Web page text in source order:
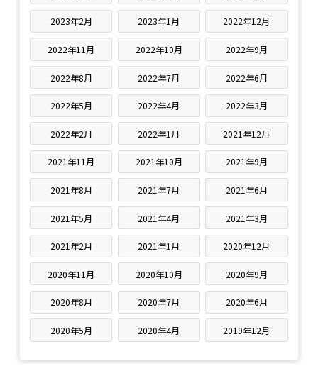
2023年2月 2023年1月 2022年12月
2022年11月 2022年10月 2022年9月
2022年8月 2022年7月 2022年6月
2022年5月 2022年4月 2022年3月
2022年2月 2022年1月 2021年12月
2021年11月 2021年10月 2021年9月
2021年8月 2021年7月 2021年6月
2021年5月 2021年4月 2021年3月
2021年2月 2021年1月 2020年12月
2020年11月 2020年10月 2020年9月
2020年8月 2020年7月 2020年6月
2020年5月 2020年4月 2019年12月